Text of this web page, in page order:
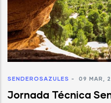
SENDEROSAZULES - 09 MAR,
Jornada Técnica